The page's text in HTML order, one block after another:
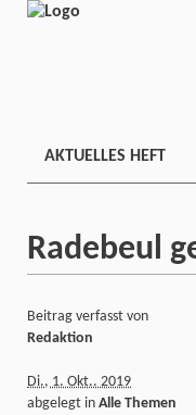
AKTUELLES HEFT
Radebeul
Beitrag verfasst von
Redaktion
Di., 1. Okt.. 2019
abgelegt in Alle Themen